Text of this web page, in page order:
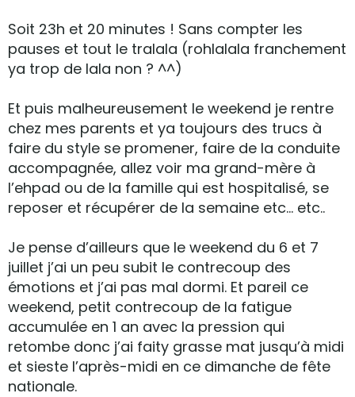
Soit 23h et 20 minutes ! Sans compter les
pauses et tout le tralala (rohlalala franchement
ya trop de lala non ? ^^)
Et puis malheureusement le weekend je rentre
chez mes parents et ya toujours des trucs à
faire du style se promener, faire de la conduite
accompagnée, allez voir ma grand-mère à
l’ehpad ou de la famille qui est hospitalisé, se
reposer et récupérer de la semaine etc… etc..
Je pense d’ailleurs que le weekend du 6 et 7
juillet j’ai un peu subit le contrecoup des
émotions et j’ai pas mal dormi. Et pareil ce
weekend, petit contrecoup de la fatigue
accumulée en 1 an avec la pression qui
retombe donc j’ai faity grasse mat jusqu’à midi
et sieste l’après-midi en ce dimanche de fête
nationale.